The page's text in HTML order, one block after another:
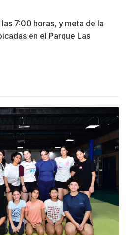
7:00 horas, y meta de la
en el Parque Las